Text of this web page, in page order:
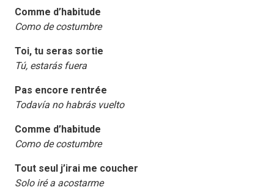
Comme d’habitude
Como de costumbre
Toi, tu seras sortie
Tú, estarás fuera
Pas encore rentrée
Todavía no habrás vuelto
Comme d’habitude
Como de costumbre
Tout seul j’irai me coucher
Solo iré a acostarme